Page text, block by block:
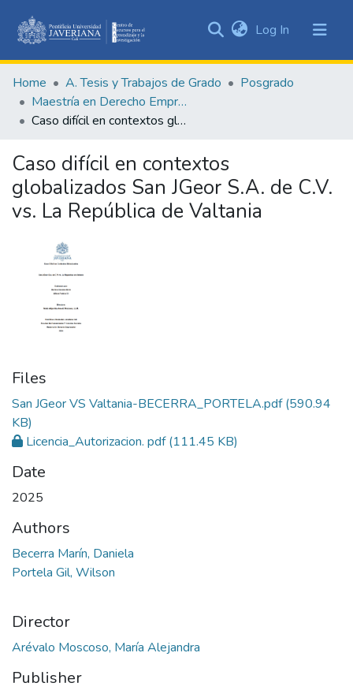
&
Collections
Statistics
Log In (current)
Home A. Tesis y Trabajos de Grado
Posgrado
Maestría en Derecho Empresarial
Caso difícil en contextos globalizados San JGeor S.A. de C.V. vs. La República de Valtania
Caso difícil en contextos
globalizados San JGeor S.A. de C.V.
vs. La República de Valtania
Files
San JGeor VS Valtania-BECERRA_PORTELA.pdf(590.94
KB)
Licencia_Autorizacion. pdf(111.45 KB)
Date
2025
Authors
Becerra Marín, Daniela
Portela Gil, Wilson
Director
Arévalo Moscoso, María Alejandra
Publisher